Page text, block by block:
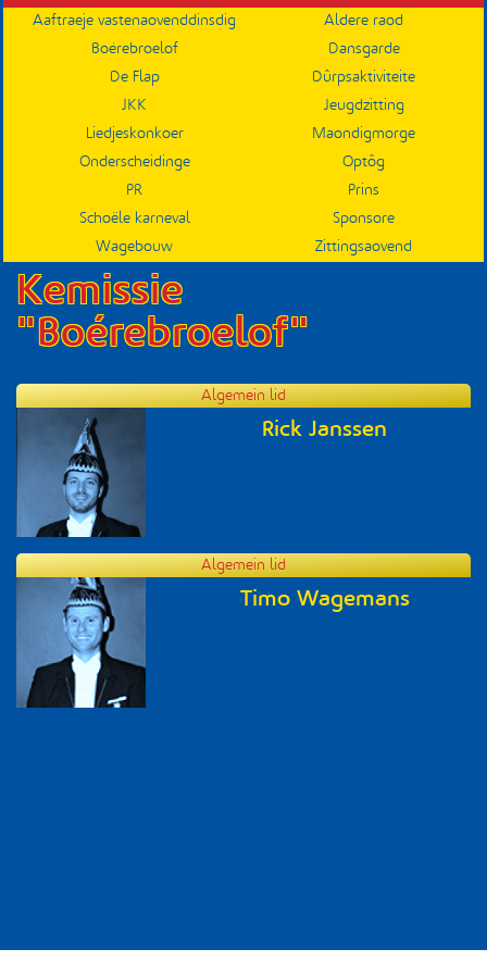
Submenu
Aaftraeje vastenaovenddinsdig
Aldere raod
Boérebroelof
Dansgarde
De Flap
Dûrpsaktiviteite
JKK
Jeugdzitting
Liedjeskonkoer
Maondigmorge
Onderscheidinge
Optôg
PR
Prins
Schoële karneval
Sponsore
Wagebouw
Zittingsaovend
Kemissie
"Boérebroelof"
Algemein lid
Rick Janssen
Algemein lid
Timo Wagemans